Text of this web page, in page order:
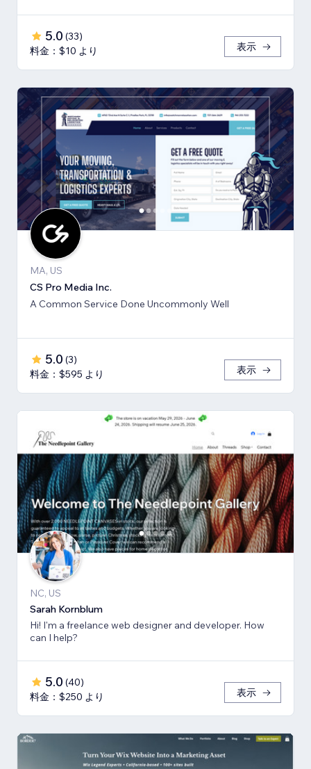
5.0 (33)
料金：$10 より
表示
MA, US
CS Pro Media Inc.
A Common Service Done Uncommonly Well
5.0 (3)
料金：$595 より
表示
NC, US
Sarah Kornblum
Hi! I'm a freelance web designer and developer. How
can I help?
5.0 (40)
料金：$250 より
表示